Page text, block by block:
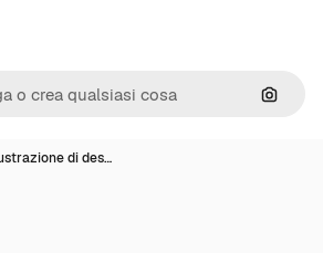
Cerca
di des…